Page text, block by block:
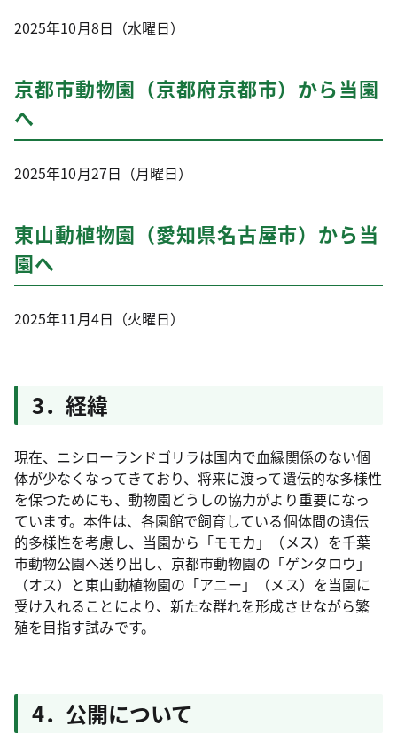
2025年10月8日（水曜日）
京都市動物園（京都府京都市）から当園
へ
2025年10月27日（月曜日）
東山動植物園（愛知県名古屋市）から当
園へ
2025年11月4日（火曜日）
3．経緯
現在、ニシローランドゴリラは国内で血縁関係のない個
体が少なくなってきており、将来に渡って遺伝的な多様性
を保つためにも、動物園どうしの協力がより重要になっ
ています。本件は、各園館で飼育している個体間の遺伝
的多様性を考慮し、当園から「モモカ」（メス）を千葉
市動物公園へ送り出し、京都市動物園の「ゲンタロウ」
（オス）と東山動植物園の「アニー」（メス）を当園に
受け入れることにより、新たな群れを形成させながら繁
殖を目指す試みです。
4．公開について